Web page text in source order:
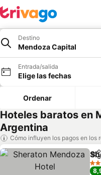
Destino
Mendoza Capital
Entrada/salida
Elige las fechas
Ordenar
Hoteles baratos en
Argentina
Cómo influyen los pagos en los
5